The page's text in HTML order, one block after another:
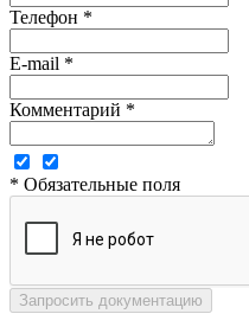
Телефон *
E-mail *
Комментарий *
* Обязательные поля